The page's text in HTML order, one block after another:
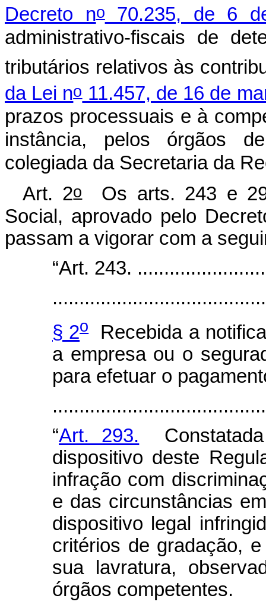
Decreto no70.235, de 6
administrativo-fiscais de
tributários relativos às
da Lei no11.457, de 16 de
prazos processuais e à
instância, pelos órgãos
colegiada da Secretaria da
Art. 2oOs arts. 243 e
Social, aprovado pelo
passam a vigorar com a
“Art. 243.
§ 2oRecebida a
a empresa ou o
para efetuar o
“Art. 293.
dispositivo deste
infração com
e das circunstâncias
dispositivo legal
critérios de gradação,
sua lavratura,
órgãos competentes.